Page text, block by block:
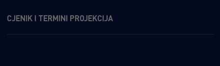
CJENIK I TERMINI PROJEKCIJA